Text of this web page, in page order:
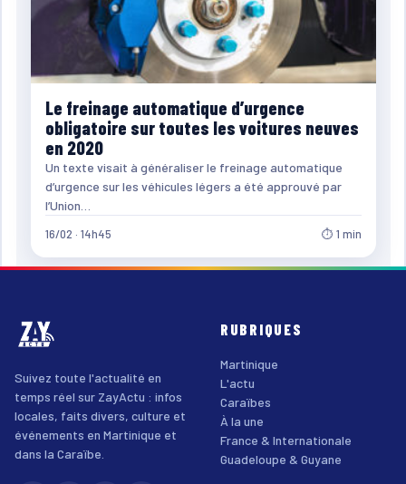
Le freinage automatique d’urgence
obligatoire sur toutes les voitures neuves
en 2020
Un texte visait à généraliser le freinage automatique
d’urgence sur les véhicules légers a été approuvé par
l’Union…
16/02 · 14h45 ⏱ 1 min
Suivez toute l'actualité en
temps réel sur ZayActu : infos
locales, faits divers, culture et
événements en Martinique et
dans la Caraïbe.
RUBRIQUES
Martinique
L'actu
Caraïbes
À la une
France & Internationale
Guadeloupe & Guyane